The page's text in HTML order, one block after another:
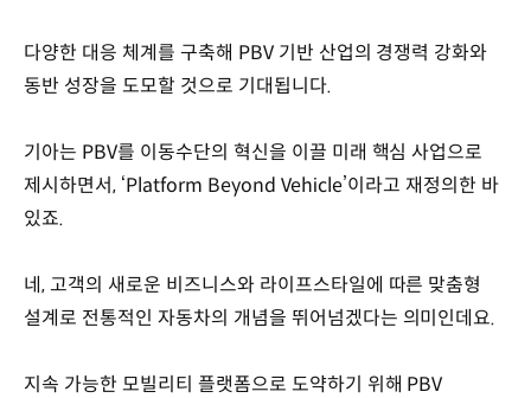
다양한 대응 체계를 구축해 PBV 기반 산업의 경쟁력 강화와
동반 성장을 도모할 것으로 기대됩니다.
기아는 PBV를 이동수단의 혁신을 이끌 미래 핵심 사업으로
제시하면서, ‘Platform Beyond Vehicle’이라고 재정의한 바
있죠.
네, 고객의 새로운 비즈니스와 라이프스타일에 따른 맞춤형
설계로 전통적인 자동차의 개념을 뛰어넘겠다는 의미인데요.
지속 가능한 모빌리티 플랫폼으로 도약하기 위해 PBV